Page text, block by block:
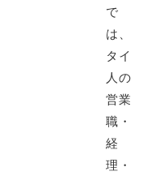
で
は、
タイ
人の
営業
職・
経
理・